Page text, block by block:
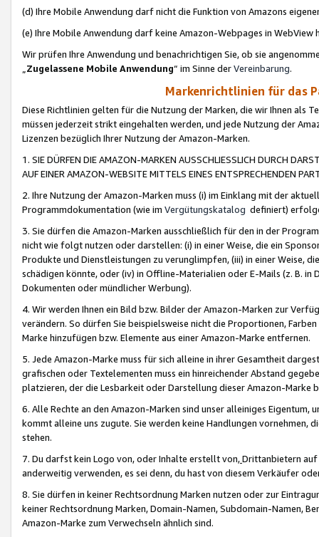
(d) Ihre Mobile Anwendung darf nicht die Funktion von Amazons
(e) Ihre Mobile Anwendung darf keine Amazon-Webpages in WebView
Wir prüfen Ihre Anwendung und benachrichtigen Sie, ob sie
„Zugelassene Mobile Anwendung“ im Sinne derVereinbarung.
Markenrichtlinien für das
Diese Richtlinien gelten für die Nutzung der Marken, die wir Ihnen als
müssen jederzeit strikt eingehalten werden, und jede Nutzung der
Lizenzen bezüglich Ihrer Nutzung der Amazon-Marken.
1. SIE DÜRFEN DIE AMAZON-MARKEN AUSSCHLIESSLICH DURCH
AUF EINER AMAZON-WEBSITE MITTELS EINES ENTSPRECHENDEN
2. Ihre Nutzung der Amazon-Marken muss (i) im Einklang mit der
Programmdokumentation (wie im Vergütungskatalog definiert)
3. Sie dürfen die Amazon-Marken ausschließlich für den in der
nicht wie folgt nutzen oder darstellen: (i) in einer Weise, die ein
Produkte und Dienstleistungen zu verunglimpfen, (iii) in einer Weise,
schädigen könnte, oder (iv) in Offline-Materialien oder E-Mails (z. B. in
Dokumenten oder mündlicher Werbung).
4. Wir werden Ihnen ein Bild bzw. Bilder der Amazon-Marken zur
verändern. So dürfen Sie beispielsweise nicht die Proportionen,
Marke hinzufügen bzw. Elemente aus einer Amazon-Marke entfernen.
5. Jede Amazon-Marke muss für sich alleine in ihrer Gesamtheit
grafischen oder Textelementen muss ein hinreichender Abstand
platzieren, der die Lesbarkeit oder Darstellung dieser Amazon-Marke
6. Alle Rechte an den Amazon-Marken sind unser alleiniges
kommt alleine uns zugute. Sie werden keine Handlungen vornehmen,
stehen.
7. Du darfst kein Logo von, oder Inhalte erstellt von,Drittanbietern auf
anderweitig verwenden, es sei denn, du hast von diesem Verkäufer
8. Sie dürfen in keiner Rechtsordnung Marken nutzen oder zur
keiner Rechtsordnung Marken, Domain-Namen, Subdomain-Namen,
Amazon-Marke zum Verwechseln ähnlich sind.